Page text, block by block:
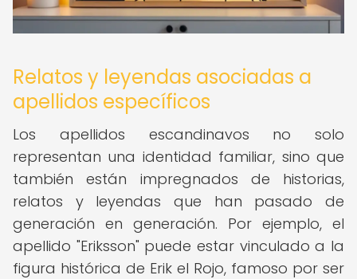
Relatos y leyendas asociadas a
apellidos específicos
Los apellidos escandinavos no solo
representan una identidad familiar, sino que
también están impregnados de historias,
relatos y leyendas que han pasado de
generación en generación. Por ejemplo, el
apellido "Eriksson" puede estar vinculado a la
figura histórica de Erik el Rojo, famoso por ser